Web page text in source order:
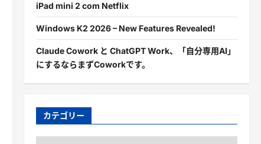
iPad mini 2 com Netflix
Windows K2 2026 – New Features Revealed!
Claude Cowork と ChatGPT Work、「自分専用AI」
にするならまずCoworkです。
カテゴリー